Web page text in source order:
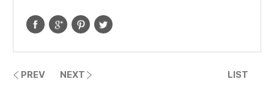
PREV NEXT LIST